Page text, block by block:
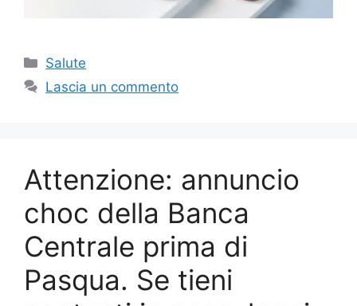
Categorie
Salute
Lascia un commento
Attenzione: annuncio
choc della Banca
Centrale prima di
Pasqua. Se tieni